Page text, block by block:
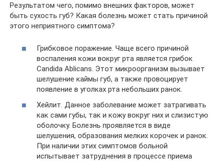
Результатом чего, помимо внешних факторов, может
быть сухость губ? Какая болезнь может стать причиной
этого неприятного симптома?
Грибковое поражение. Чаще всего причиной
воспаления кожи вокруг рта является грибок
Candida Ablicans. Этот микроорганизм вызывает
шелушение каймы губ, а также провоцирует
появление в уголках рта небольших ранок.
Хейлит. Данное заболевание может затрагивать
как сами губы, так и кожу вокруг них и слизистую
оболочку. Болезнь проявляется в виде
шелушения, образования мелких корочек и ранок.
При наличии этих симптомов больной
испытывает затруднения в процессе приема